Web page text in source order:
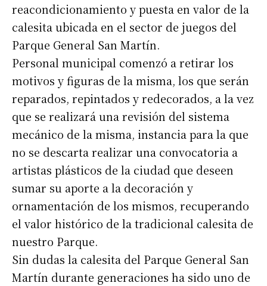
reacondicionamiento y puesta en valor de la
calesita ubicada en el sector de juegos del
Parque General San Martín.
Personal municipal comenzó a retirar los
motivos y figuras de la misma, los que serán
reparados, repintados y redecorados, a la vez
que se realizará una revisión del sistema
mecánico de la misma, instancia para la que
no se descarta realizar una convocatoria a
artistas plásticos de la ciudad que deseen
sumar su aporte a la decoración y
ornamentación de los mismos, recuperando
el valor histórico de la tradicional calesita de
nuestro Parque.
Sin dudas la calesita del Parque General San
Martín durante generaciones ha sido uno de